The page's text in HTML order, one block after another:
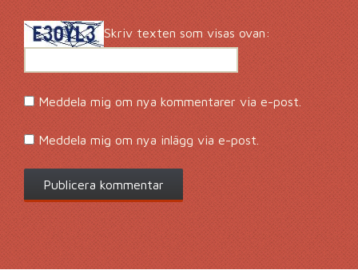
Skriv texten som visas ovan:
Meddela mig om nya kommentarer via e-post.
Meddela mig om nya inlägg via e-post.